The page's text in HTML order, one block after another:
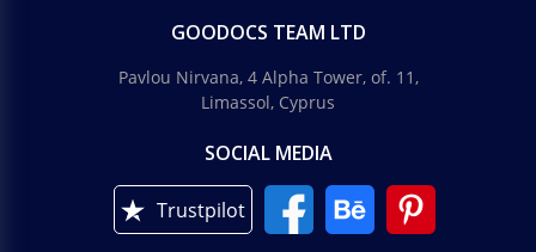
GOODOCS TEAM LTD
Pavlou Nirvana, 4 Alpha Tower, of. 11,
Limassol, Cyprus
SOCIAL MEDIA
Trustpilot